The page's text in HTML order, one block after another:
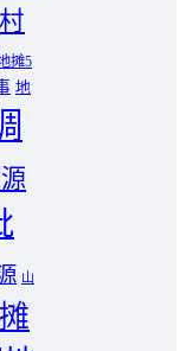
摊5
地
山